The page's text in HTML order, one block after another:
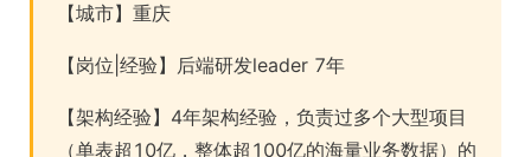
【城市】重庆
【岗位|经验】后端研发leader 7年
【架构经验】4年架构经验，负责过多个大型项目
（单表超10亿，整体超100亿的海量业务数据）的